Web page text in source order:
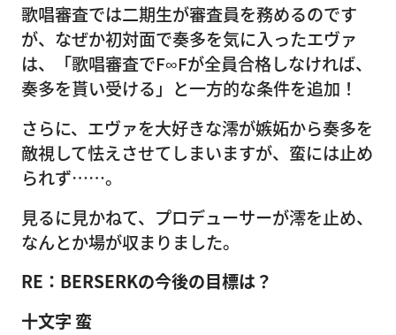
歌唱審査では二期生が審査員を務めるのです
が、なぜか初対面で奏多を気に入ったエヴァ
は、「歌唱審査でF∞Fが全員合格しなければ、
奏多を貰い受ける」と一方的な条件を追加！
さらに、エヴァを大好きな澪が嫉妬から奏多を
敵視して怯えさせてしまいますが、蛮には止め
られず……。
見るに見かねて、プロデューサーが澪を止め、
なんとか場が収まりました。
RE：BERSERKの今後の目標は？
十文字 蛮